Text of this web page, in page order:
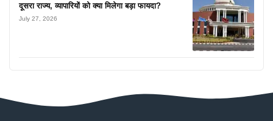
दूसरा राज्य, व्यापारियों को क्या मिलेगा बड़ा फायदा?
July 27, 2026